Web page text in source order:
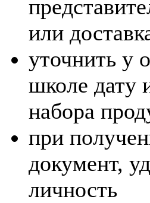
или
уточнить у
школе дату
набора
при
документ,
личность